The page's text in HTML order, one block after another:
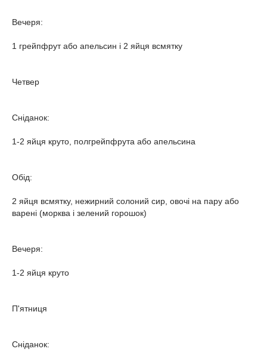
Вечеря:
1 грейпфрут або апельсин і 2 яйця всмятку
Четвер
Сніданок:
1-2 яйця круто, полгрейпфрута або апельсина
Обід:
2 яйця всмятку, нежирний солоний сир, овочі на пару або
варені (морква і зелений горошок)
Вечеря:
1-2 яйця круто
П'ятниця
Сніданок: